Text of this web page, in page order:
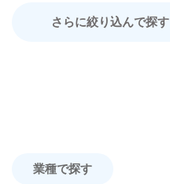
さらに絞り込んで探す
業種で探す